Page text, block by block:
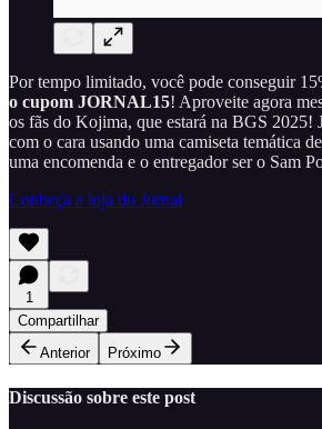
Por tempo limitado, você pode conseguir
o cupom JORNAL15! Aproveite agora
os fãs do Kojima, que estará na BGS 2025!
com o cara usando uma camiseta temática
uma encomenda e o entregador ser o Sam
Conheça a loja do Jornal
1
Compartilhar
Anterior
Próximo
Discussão sobre este post